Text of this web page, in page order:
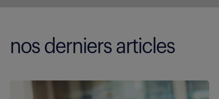
nos derniers articles